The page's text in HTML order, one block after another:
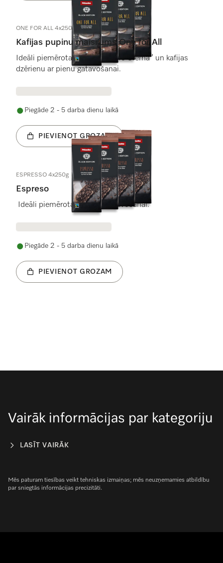
ONE FOR ALL 4x250g
Kafijas pupinu maisījums One for All
Ideāli piemērota espreso, “Café Crema” un kafijas
dzērienu ar pienu gatavošanai.
Piegāde 2 - 5 darba dienu laikā
PIEVIENOT GROZAM
ESPRESSO 4x250g
Espreso
Ideāli piemērota espreso gatavošanai.
Piegāde 2 - 5 darba dienu laikā
PIEVIENOT GROZAM
Vairāk informācijas par kategoriju
LASĪT VAIRĀK
Mēs paturam tiesības veikt tehniskas izmaiņas; mēs neuzņemamies atbildību
par sniegtās informācijas precizitāti.